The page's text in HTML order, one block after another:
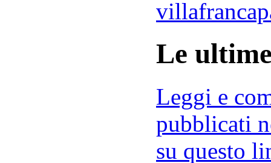
Le
Leggi e
pubblicati
su questo